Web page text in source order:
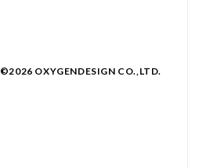
©2026 OXYGENDESIGN CO.,LTD.